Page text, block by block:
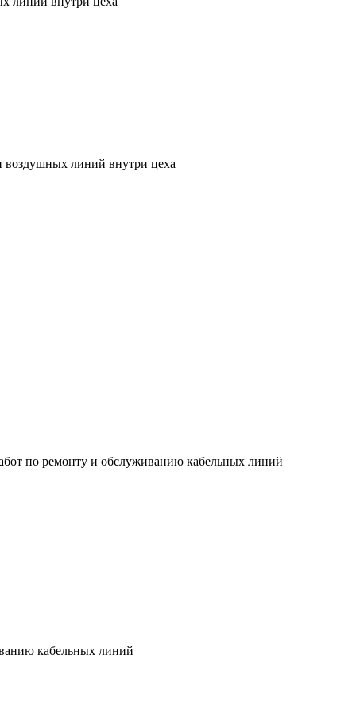
воздушных линий внутри цеха
по ремонту и обслуживанию кабельных линий
кабельных линий